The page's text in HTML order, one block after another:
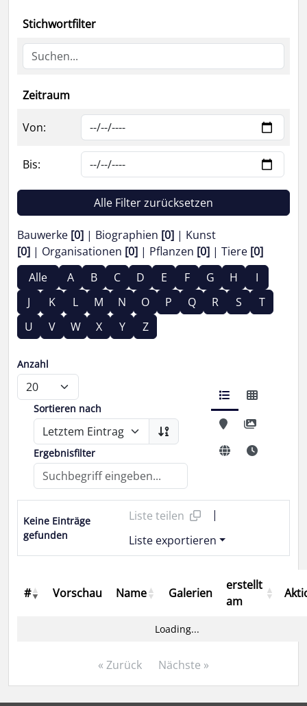
Stichwortfilter
Zeitraum
Von:
Bis:
Alle Filter zurücksetzen
Bauwerke [0] Biographien [0]
Kunst
[0]
Organisationen [0] Pflanzen [0] Tiere [0]
Alle
A B C D E F G H
I
J
K L M N O P Q R S
T
U
V W X Y Z
Anzahl
Sortieren nach
Ergebnisfilter
Keine Einträge
gefunden
Liste teilen
|
Liste exportieren
# Vorschau Name Galerien
erstellt
am
Loading...
« Zurück Nächste »